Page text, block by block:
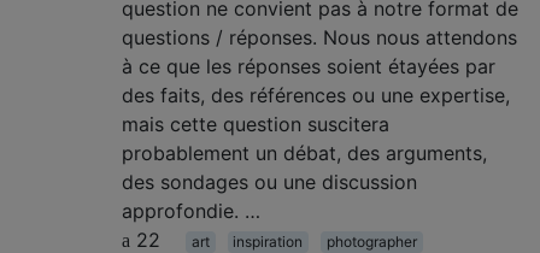
question ne convient pas à notre format de
questions / réponses. Nous nous attendons
à ce que les réponses soient étayées par
des faits, des références ou une expertise,
mais cette question suscitera
probablement un débat, des arguments,
des sondages ou une discussion
approfondie. …
22
art inspiration photographer